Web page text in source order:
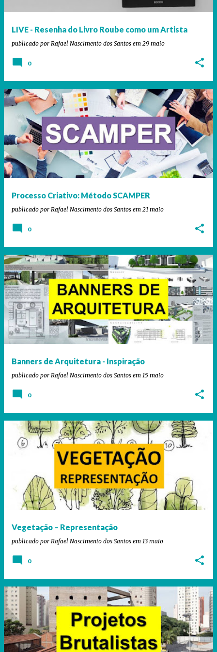
g
LIVE - Resenha do Livro Roube como um Artista
publicado por Rafael Nascimento dos Santos em 29 maio
0
Processo Criativo: Método SCAMPER
publicado por Rafael Nascimento dos Santos em 21 maio
0
Banners de Arquitetura - Inspiração
publicado por Rafael Nascimento dos Santos em 15 maio
0
Vegetação – Representação
publicado por Rafael Nascimento dos Santos em 13 maio
0